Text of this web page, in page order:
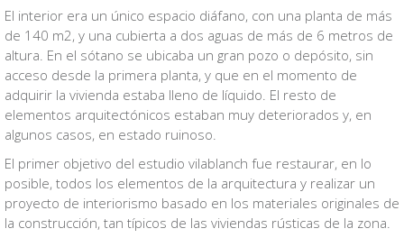
El interior era un único espacio diáfano, con una planta de más
de 140 m2, y una cubierta a dos aguas de más de 6 metros de
altura. En el sótano se ubicaba un gran pozo o depósito, sin
acceso desde la primera planta, y que en el momento de
adquirir la vivienda estaba lleno de líquido. El resto de
elementos arquitectónicos estaban muy deteriorados y, en
algunos casos, en estado ruinoso.
El primer objetivo del estudio vilablanch fue restaurar, en lo
posible, todos los elementos de la arquitectura y realizar un
proyecto de interiorismo basado en los materiales originales de
la construcción, tan típicos de las viviendas rústicas de la zona.